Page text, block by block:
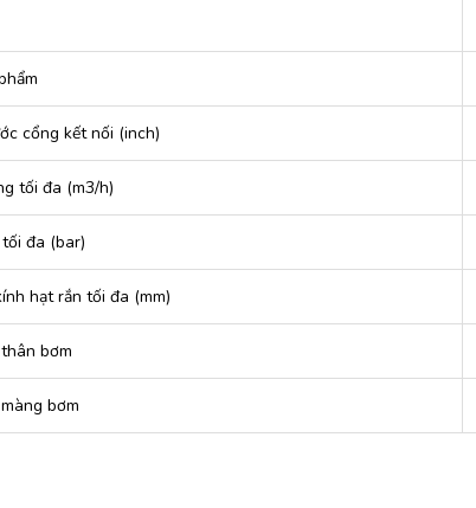
cổng kết nối (inch)
tối đa (m3/h)
đa (bar)
hạt rắn tối đa (mm)
bơm
bơm